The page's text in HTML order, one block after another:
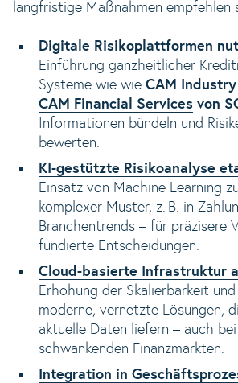
langfristige Maßnahmen empfehlen
Digitale Risikoplattformen
Einführung ganzheitlicher
Systeme wie wie CAM
CAM Financial Services von
Informationen bündeln und
bewerten.
KI-gestützte Risikoanalyse
Einsatz von Machine Learning
komplexer Muster, z. B. in
Branchentrends – für präzisere
fundierte Entscheidungen.
Cloud-basierte Infrastruktur
Erhöhung der Skalierbarkeit
moderne, vernetzte Lösungen,
aktuelle Daten liefern – auch
schwankenden Finanzmärkten.
Integration in